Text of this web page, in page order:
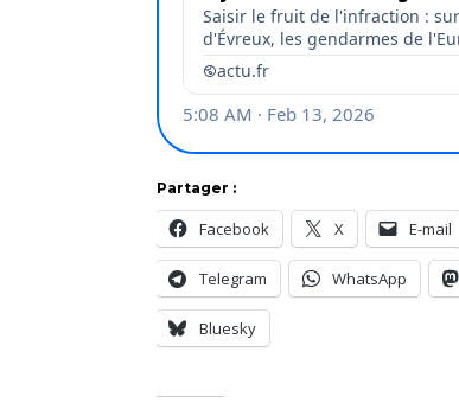
Partager :
Facebook X E-mail
Telegram WhatsApp
Bluesky